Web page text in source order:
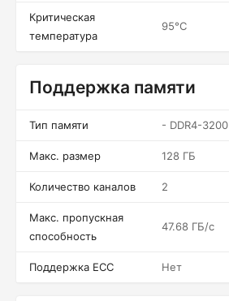
Критическая
температура
95°C
Поддержка памяти
Тип памяти - DDR4-3200
Макс. размер 128 ГБ
Количество каналов 2
Макс. пропускная
способность
47.68 ГБ/c
Поддержка ECC Нет